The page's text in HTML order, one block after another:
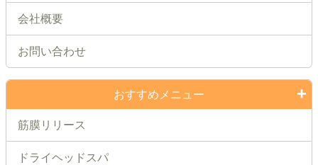
会社概要
お問い合わせ
おすすめメニュー
筋膜リリース
ドライヘッドスパ